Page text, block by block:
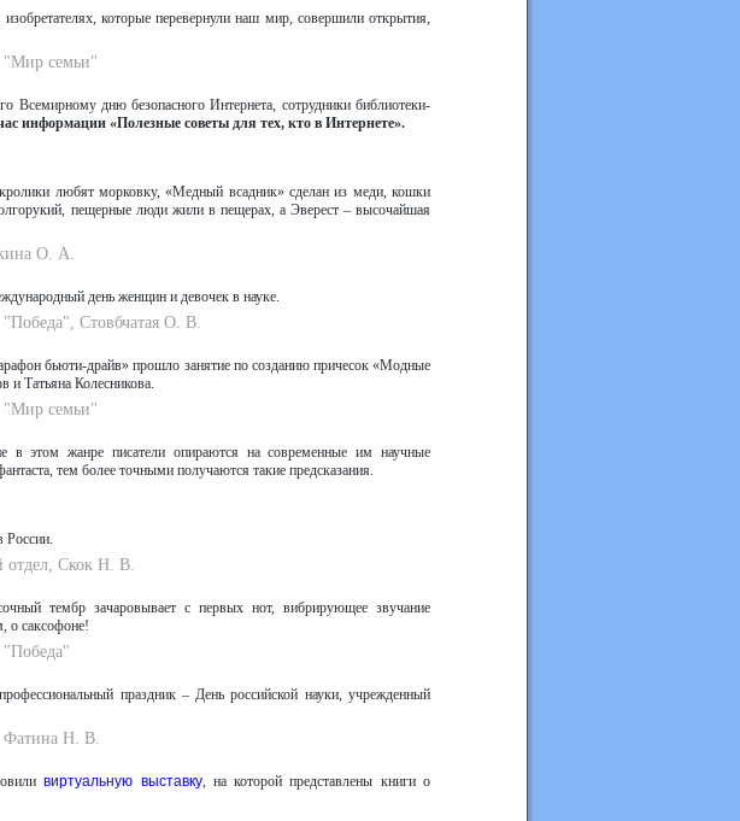
которые перевернули наш мир, совершили открытия,
"Мир семьи"
Всемирному дню безопасного Интернета, сотрудники библиотеки-
информации «Полезные советы для тех, кто в Интернете».
любят морковку, «Медный всадник» сделан из меди, кошки
пещерные люди жили в пещерах, а Эверест – высочайшая
О. А.
день женщин и девочек в науке.
"Победа", Стовбчатая О. В.
бьюти-драйв» прошло занятие по созданию причесок «Модные
и Татьяна Колесникова.
"Мир семьи"
в этом жанре писатели опираются на современные им научные
тем более точными получаются такие предсказания.
России.
отдел, Скок Н. В.
тембр зачаровывает с первых нот, вибрирующее звучание
о саксофоне!
"Победа"
праздник – День российской науки, учрежденный
Фатина Н. В.
виртуальную выставку, на которой представлены книги о